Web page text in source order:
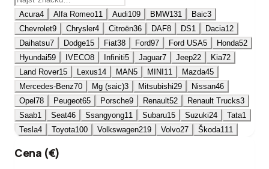
Acura4 Alfa Romeo11 Audi109 BMW131 Baic3
Chevrolet9 Chrysler4 Citroën36 DAF8 DS1 Dacia12
Daihatsu7 Dodge15 Fiat38 Ford97 Ford USA5 Honda52
Hyundai59 IVECO8 Infiniti5 Jaguar7 Jeep22 Kia72
Land Rover15 Lexus14 MAN5 MINI11 Mazda45
Mercedes-Benz70 Mg (saic)3 Mitsubishi29 Nissan46
Opel78 Peugeot65 Porsche9 Renault52 Renault Trucks3
Saab1 Seat46 Ssangyong11 Subaru15 Suzuki24 Tata1
Tesla4 Toyota100 Volkswagen219 Volvo27 Škoda111
Cena (€)